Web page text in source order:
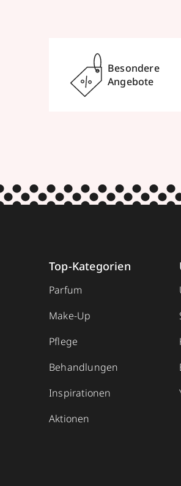
Besondere
Angebote
Top-Kategorien
Parfum
Make-Up
Pflege
Behandlungen
Inspirationen
Aktionen